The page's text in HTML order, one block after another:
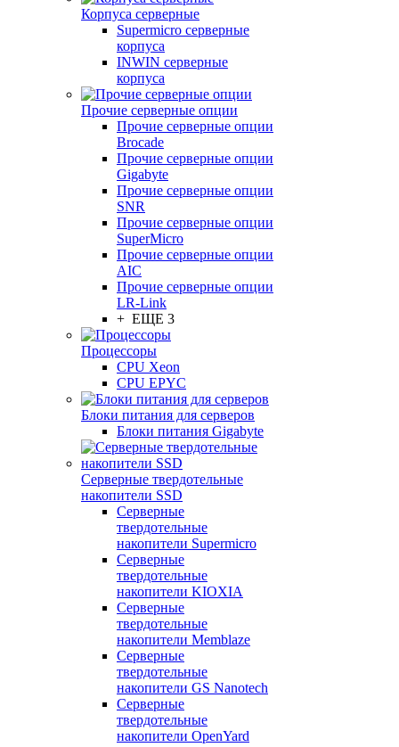
Корпуса серверные
Supermicro серверные
корпуса
INWIN серверные
корпуса
Прочие серверные опции
Прочие серверные опции
Brocade
Прочие серверные опции
Gigabyte
Прочие серверные опции
SNR
Прочие серверные опции
SuperMicro
Прочие серверные опции
AIC
Прочие серверные опции
LR-Link
+ ЕЩЕ 3
Процессоры
CPU Xeon
CPU EPYC
Блоки питания для серверов
Блоки питания Gigabyte
Серверные твердотельные
накопители SSD
Cерверные
твердотельные
накопители Supermicro
Cерверные
твердотельные
накопители KIOXIA
Cерверные
твердотельные
накопители Memblaze
Cерверные
твердотельные
накопители GS Nanotech
Серверные
твердотельные
накопители OpenYard